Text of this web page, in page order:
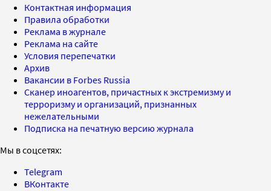
Контактная информация
Правила обработки
Реклама в журнале
Реклама на сайте
Условия перепечатки
Архив
Вакансии в Forbes Russia
Сканер иноагентов, причастных к экстремизму и
терроризму и организаций, признанных
нежелательными
Подписка на печатную версию журнала
Мы в соцсетях:
Telegram
ВКонтакте